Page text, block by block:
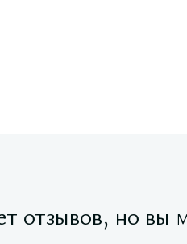
отзывов, но вы